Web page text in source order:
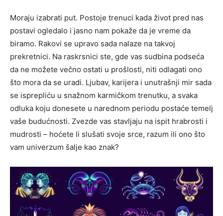
Moraju izabrati put. Postoje trenuci kada život pred nas
postavi ogledalo i jasno nam pokaže da je vreme da
biramo. Rakovi se upravo sada nalaze na takvoj
prekretnici. Na raskrsnici ste, gde vas sudbina podseća
da ne možete večno ostati u prošlosti, niti odlagati ono
što mora da se uradi. Ljubav, karijera i unutrašnji mir sada
se isprepliću u snažnom karmičkom trenutku, a svaka
odluka koju donesete u narednom periodu postaće temelj
vaše budućnosti. Zvezde vas stavljaju na ispit hrabrosti i
mudrosti – hoćete li slušati svoje srce, razum ili ono što
vam univerzum šalje kao znak?